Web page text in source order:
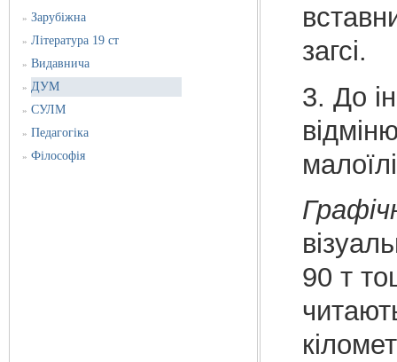
» Зарубіжна
» Література 19 ст
» Видавнича
» ДУМ
» СУЛМ
» Педагогіка
» Філософія
загсі.
3. До
90 т